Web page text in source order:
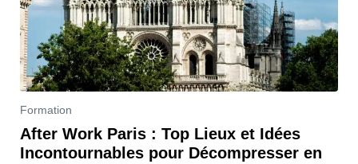
Formation
After Work Paris : Top Lieux et Idées
Incontournables pour Décompresser en